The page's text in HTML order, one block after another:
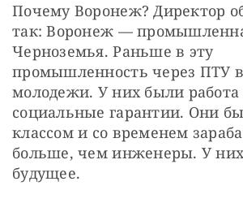
Почему Воронеж? Директор
так: Воронеж —
Черноземья. Раньше в эту
промышленность через ПТУ
молодежи. У них были
социальные гарантии. Они
классом и со временем
больше, чем инженеры. У
будущее.